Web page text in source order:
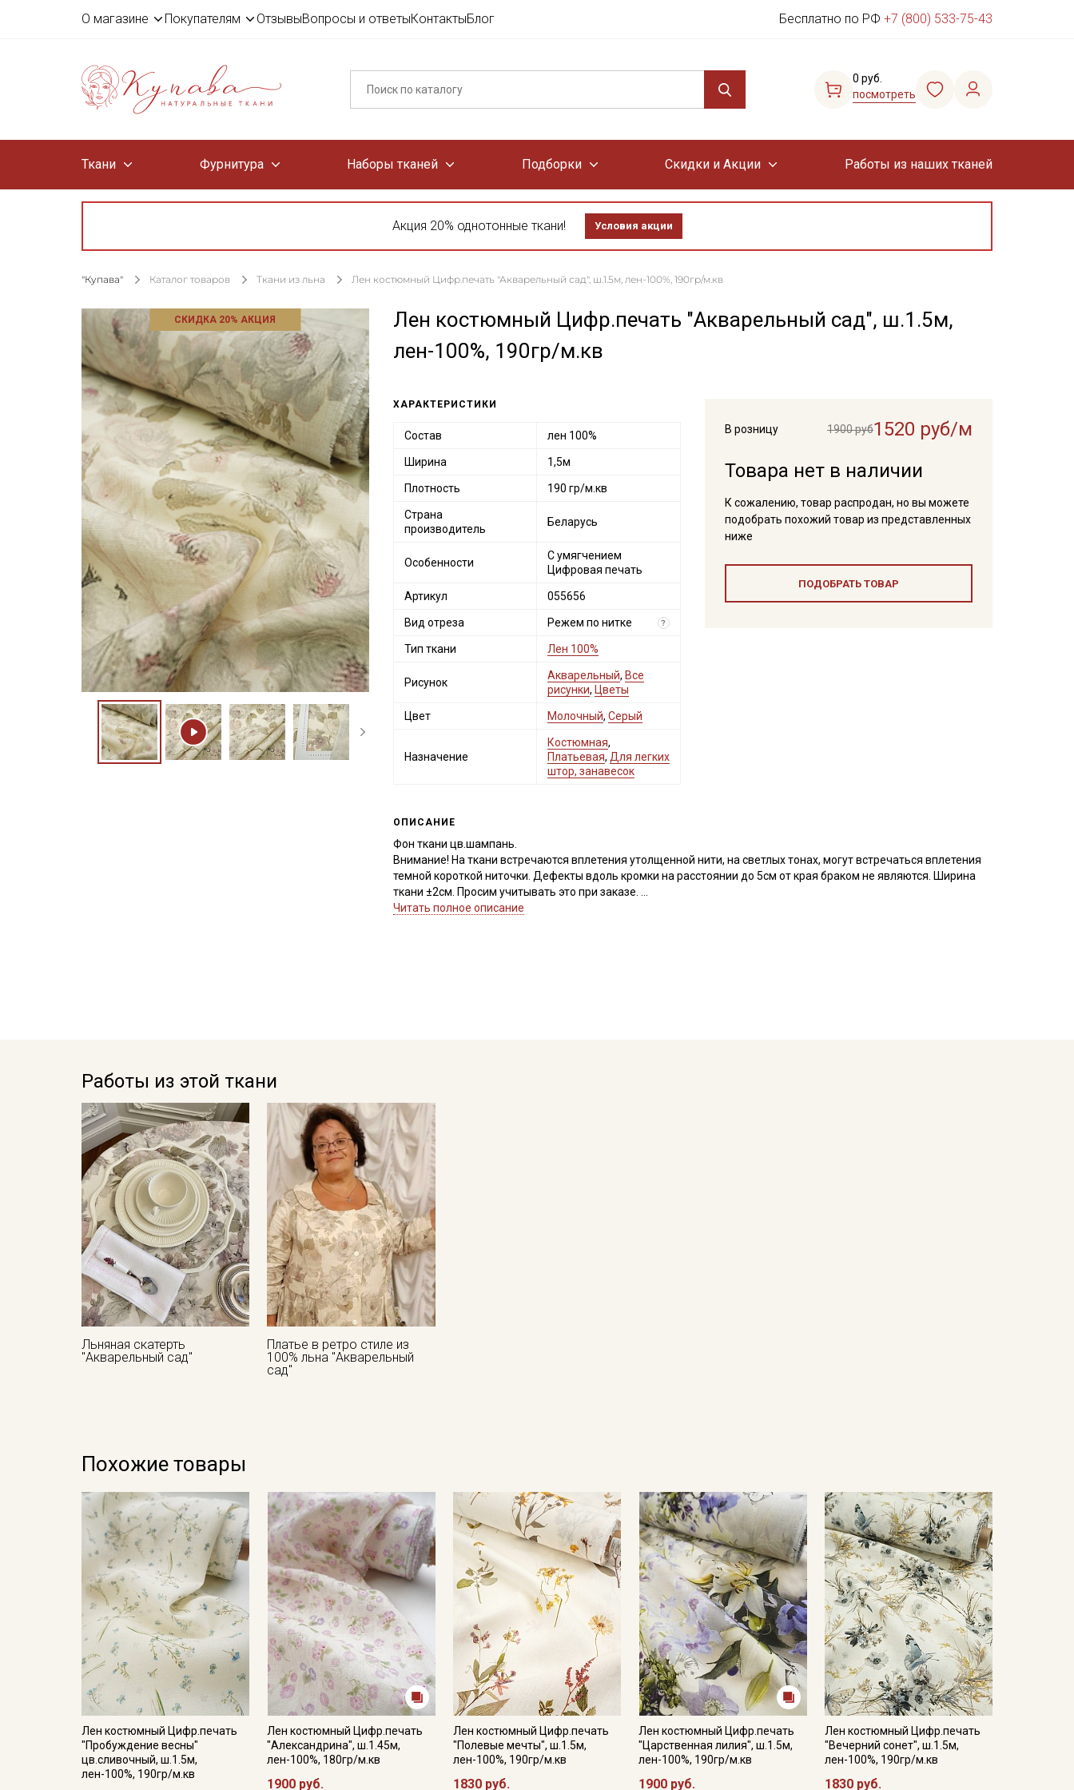
О магазине Покупателям ОтзывыВопросы и ответыКонтактыБлог Бесплатно по РФ +7 (800) 533-75-43
0 руб.
посмотреть
Ткани Фурнитура Наборы тканей Подборки Скидки и Акции Работы из наших тканей
Акция 20% однотонные ткани! Условия акции
"Купава" Каталог товаров Ткани из льна Лен костюмный Цифр.печать "Акварельный сад", ш.1.5м, лен-100%, 190гр/м.кв
СКИДКА 20% АКЦИЯ
Лен костюмный Цифр.печать "Акварельный сад", ш.1.5м,
лен-100%, 190гр/м.кв
В розницу 1900 руб1520 руб/м
Товара нет в наличии
К сожалению, товар распродан, но вы можете
подобрать похожий товар из представленных
ниже
ПОДОБРАТЬ ТОВАР
ХАРАКТЕРИСТИКИ
Состав лен 100%
Ширина 1,5м
Плотность 190 гр/м.кв
Страна
производитель
Беларусь
Особенности
С умягчением
Цифровая печать
Артикул 055656
Вид отреза Режем по нитке ?
Тип ткани Лен 100%
Рисунок
Акварельный, Все
рисунки, Цветы
Цвет Молочный, Серый
Назначение
Костюмная,
Платьевая, Для легких
штор, занавесок
ОПИСАНИЕ
Фон ткани цв.шампань.
Внимание! На ткани встречаются вплетения утолщенной нити, на светлых тонах, могут встречаться вплетения
темной короткой ниточки. Дефекты вдоль кромки на расстоянии до 5см от края браком не являются. Ширина
ткани ±2см. Просим учитывать это при заказе.
Ткань дает усадку до 6%. Поэтому перед раскроем рекомендуется постирать ее при температуре дальнейших
стирок (но не выше 40С), немного отжать и дать просохнуть в развешенном состоянии. Затем прогладить с
изнаночной стороны через проутюжильник на минимальном режиме утюга (важно не пересушивать ткань).
Уход:
- стирка до 40C в деликатном режиме, отжим на низких оборотах
- противопоказано использование отбеливателей
- глажка рекомендуется с изнаночной стороны, сушка в расправленном, подвешенном состоянии.
Цветопередача может отличаться от оригинального цвета ткани в зависимости от настроек вашего монитора и
в зависимости от партии тон ткани может отличаться.
Читать полное описание
Работы из этой ткани
Льняная скатерть
"Акварельный сад"
Платье в ретро стиле из
100% льна "Акварельный
сад"
Похожие товары
Лен костюмный Цифр.печать
"Пробуждение весны"
цв.сливочный, ш.1.5м,
лен-100%, 190гр/м.кв
Лен костюмный Цифр.печать
"Александрина", ш.1.45м,
лен-100%, 180гр/м.кв
1900 руб.
Лен костюмный Цифр.печать
"Полевые мечты", ш.1.5м,
лен-100%, 190гр/м.кв
1830 руб.
Лен костюмный Цифр.печать
"Царственная лилия", ш.1.5м,
лен-100%, 190гр/м.кв
1900 руб.
Лен костюмный Цифр.печать
"Вечерний сонет", ш.1.5м,
лен-100%, 190гр/м.кв
1830 руб.
Секретная рассылка от
Купава
Мы публикуем здесь дополнительные
промокоды и скидки до 30% на узкие
категории тканей
Электронная почта